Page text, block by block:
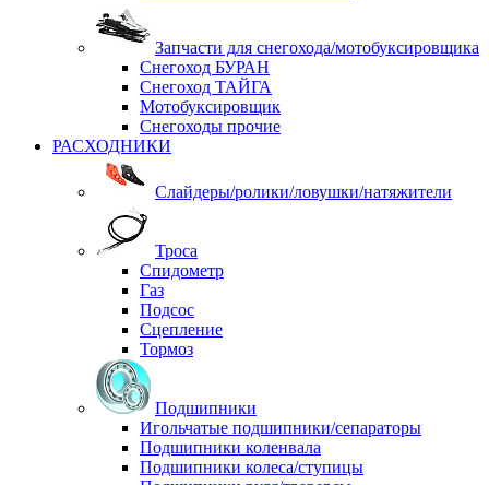
Запчасти для снегохода/мотобуксировщика
Снегоход БУРАН
Снегоход ТАЙГА
Мотобуксировщик
Снегоходы прочие
РАСХОДНИКИ
Слайдеры/ролики/ловушки/натяжители
Троса
Спидометр
Газ
Подсос
Сцепление
Тормоз
Подшипники
Игольчатые подшипники/сепараторы
Подшипники коленвала
Подшипники колеса/ступицы